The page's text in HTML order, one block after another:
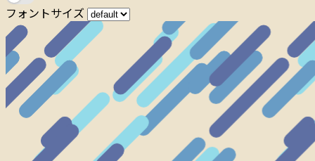
フォントサイズ